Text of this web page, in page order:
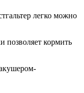
легко можно
позволяет кормить